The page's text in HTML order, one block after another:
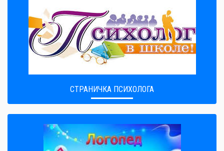
СТРАНИЧКА ПСИХОЛОГА